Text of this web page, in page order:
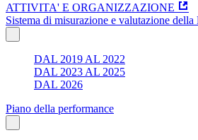
ATTIVITA' E ORGANIZZAZIONE
Sistema di misurazione e valutazione della
DAL 2019 AL 2022
DAL 2023 AL 2025
DAL 2026
Piano della performance